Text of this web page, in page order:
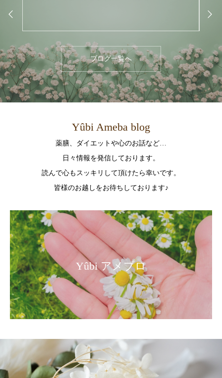
ブログ一覧へ
Yûbi Ameba blog
薬膳、ダイエットや心のお話など…
日々情報を発信しております。
読んで心もスッキリして頂けたら幸いです。
皆様のお越しをお待ちしております♪
Yûbi アメブロ